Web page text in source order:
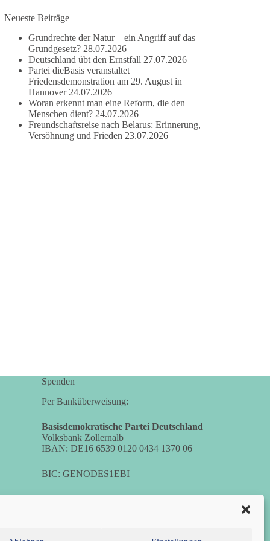
wir stehen und warum es sich lohnt, dieBasis zu
wählen.
Mehr Infos:https://diebasis-st.de/wahlprogramm/
#dieBasis #Landtagswahl #SachsenAnhalt
#DeineStimmezählt #jetztunterstützen
6 14 Auf Facebook ansehen
Auch in Deutschland warten viele Menschen bis
heute auf Antworten:
getroffen?
❓ Welche Maßnahmen waren notwendig und
welche nicht?
massiven Folgen für Kinder, Familien,
Neueste Beiträge
Grundrechte der Natur – ein Angriff auf das
Grundgesetz? 28.07.2026
Deutschland übt den Ernstfall 27.07.2026
Partei dieBasis veranstaltet
Friedensdemonstration am 29. August in
Hannover 24.07.2026
Woran erkennt man eine Reform, die den
Menschen dient? 24.07.2026
Freundschaftsreise nach Belarus: Erinnerung,
Versöhnung und Frieden 23.07.2026
Spenden
Per Banküberweisung:
Basisdemokratische Partei Deutschland
Volksbank Zollernalb
IBAN: DE16 6539 0120 0434 1370 06
BIC: GENODES1EBI